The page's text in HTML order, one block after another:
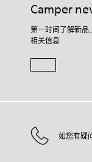
Camper
第一时间了解新品
相关信息
如您有疑